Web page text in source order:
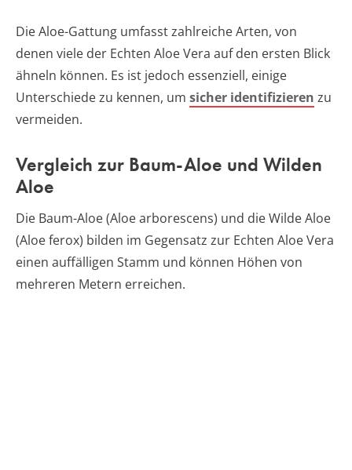
Die Aloe-Gattung umfasst zahlreiche Arten, von
denen viele der Echten Aloe Vera auf den ersten Blick
ähneln können. Es ist jedoch essenziell, einige
Unterschiede zu kennen, um sicher identifizieren zu
vermeiden.
Vergleich zur Baum-Aloe und Wilden
Aloe
Die Baum-Aloe (Aloe arborescens) und die Wilde Aloe
(Aloe ferox) bilden im Gegensatz zur Echten Aloe Vera
einen auffälligen Stamm und können Höhen von
mehreren Metern erreichen.